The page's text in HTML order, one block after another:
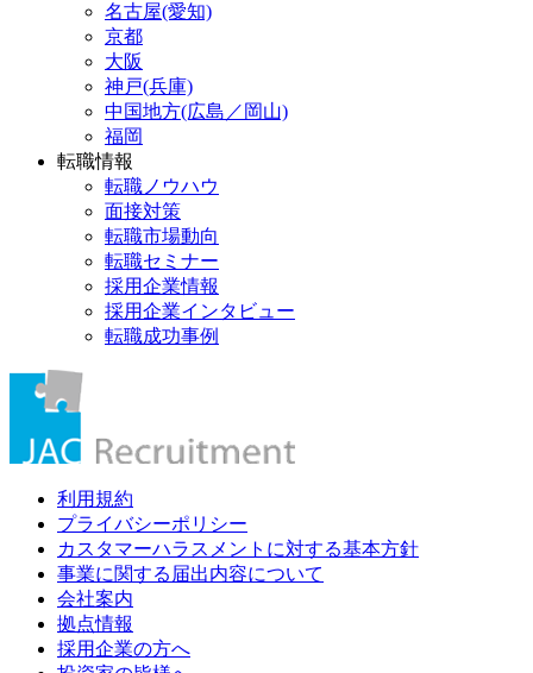
名古屋(愛知)
京都
大阪
神戸(兵庫)
中国地方(広島／岡山)
福岡
転職情報
転職ノウハウ
面接対策
転職市場動向
転職セミナー
採用企業情報
採用企業インタビュー
転職成功事例
利用規約
プライバシーポリシー
カスタマーハラスメントに対する基本方針
事業に関する届出内容について
会社案内
拠点情報
採用企業の方へ